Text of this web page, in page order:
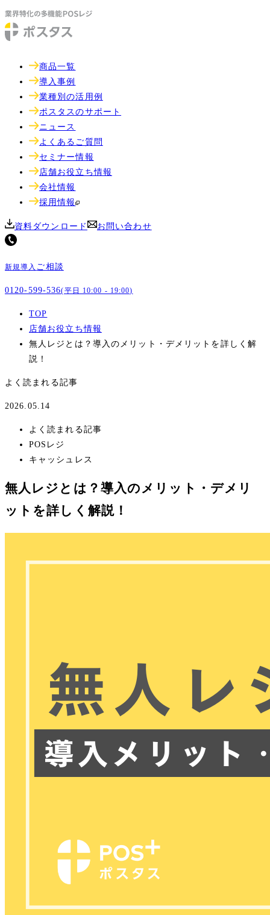
商品一覧
導入事例
業種別の活用例
ポスタスのサポート
ニュース
よくあるご質問
セミナー情報
店舗お役立ち情報
会社情報
採用情報
資料ダウンロード お問い合わせ
新規導入 ご相談
0120-599-536(平日 10:00 - 19:00)
TOP
店舗お役立ち情報
無人レジとは？導入のメリット・デメリットを詳しく解
説！
よく読まれる記事
2026.05.14
よく読まれる記事
POSレジ
キャッシュレス
無人レジとは？導入のメリット・デメリ
ットを詳しく解説！